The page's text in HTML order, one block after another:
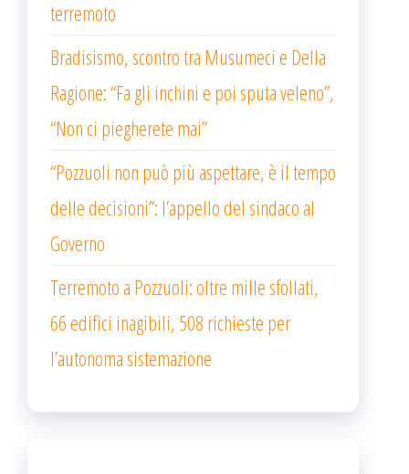
terremoto
Bradisismo, scontro tra Musumeci e Della
Ragione: “Fa gli inchini e poi sputa veleno”,
“Non ci piegherete mai”
“Pozzuoli non può più aspettare, è il tempo
delle decisioni”: l’appello del sindaco al
Governo
Terremoto a Pozzuoli: oltre mille sfollati,
66 edifici inagibili, 508 richieste per
l’autonoma sistemazione